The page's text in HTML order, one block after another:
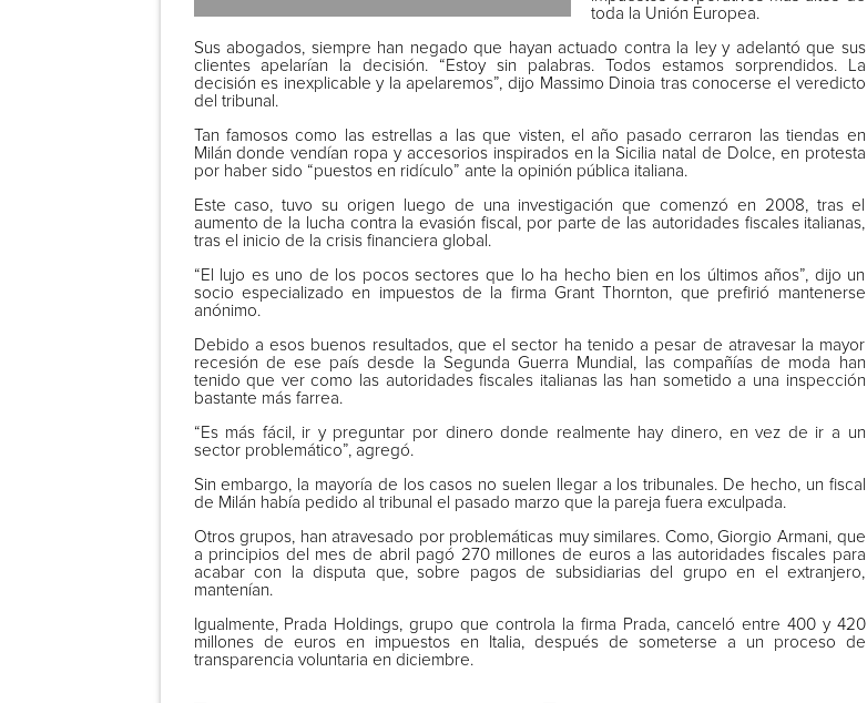
toda la Unión Europea.
Sus abogados, siempre han negado que hayan actuado contra la ley y adelantó que sus
clientes apelarían la decisión. “Estoy sin palabras. Todos estamos sorprendidos. La
decisión es inexplicable y la apelaremos”, dijo Massimo Dinoia tras conocerse el veredicto
del tribunal.
Tan famosos como las estrellas a las que visten, el año pasado cerraron las tiendas en
Milán donde vendían ropa y accesorios inspirados en la Sicilia natal de Dolce, en protesta
por haber sido “puestos en ridículo” ante la opinión pública italiana.
Este caso, tuvo su origen luego de una investigación que comenzó en 2008, tras el
aumento de la lucha contra la evasión fiscal, por parte de las autoridades fiscales italianas,
tras el inicio de la crisis financiera global.
“El lujo es uno de los pocos sectores que lo ha hecho bien en los últimos años”, dijo un
socio especializado en impuestos de la firma Grant Thornton, que prefirió mantenerse
anónimo.
Debido a esos buenos resultados, que el sector ha tenido a pesar de atravesar la mayor
recesión de ese país desde la Segunda Guerra Mundial, las compañías de moda han
tenido que ver como las autoridades fiscales italianas las han sometido a una inspección
bastante más farrea.
“Es más fácil, ir y preguntar por dinero donde realmente hay dinero, en vez de ir a un
sector problemático”, agregó.
Sin embargo, la mayoría de los casos no suelen llegar a los tribunales. De hecho, un fiscal
de Milán había pedido al tribunal el pasado marzo que la pareja fuera exculpada.
Otros grupos, han atravesado por problemáticas muy similares. Como, Giorgio Armani, que
a principios del mes de abril pagó 270 millones de euros a las autoridades fiscales para
acabar con la disputa que, sobre pagos de subsidiarias del grupo en el extranjero,
mantenían.
Igualmente, Prada Holdings, grupo que controla la firma Prada, canceló entre 400 y 420
millones de euros en impuestos en Italia, después de someterse a un proceso de
transparencia voluntaria en diciembre.